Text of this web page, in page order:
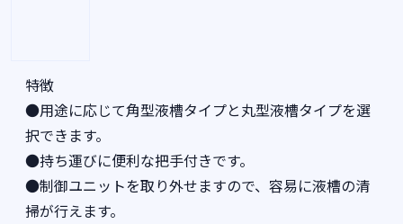
特徴
●用途に応じて角型液槽タイプと丸型液槽タイプを選
択できます。
●持ち運びに便利な把手付きです。
●制御ユニットを取り外せますので、容易に液槽の清
掃が行えます。